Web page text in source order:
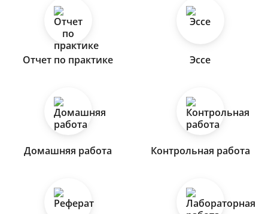
Отчет по практике Эссе
Домашняя работа Контрольная работа